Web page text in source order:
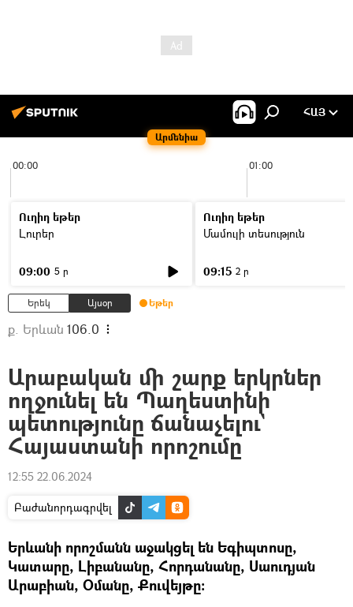
Արմենիա
ՀԱՅ
00:00 01:00
Ուղիղ եթեր
Լուրեր
09:00 5 ր
Ուղիղ եթեր
Մամուլի տեսություն
09:15 2 ր
Երեկ Այսօր Եթեր
ք. Երևան 106.0
Արաբական մի շարք երկրներ
ողջունել են Պաղեստինի
պետությունը ճանաչելու`
Հայաստանի որոշումը
12:55 22.06.2024
Բաժանորդագրվել
Երևանի որոշմանն աջակցել են Եգիպտոսը,
Կատարը, Լիբանանը, Հորդանանը, Սաուդյան
Արաբիան, Օմանը, Քուվեյթը։